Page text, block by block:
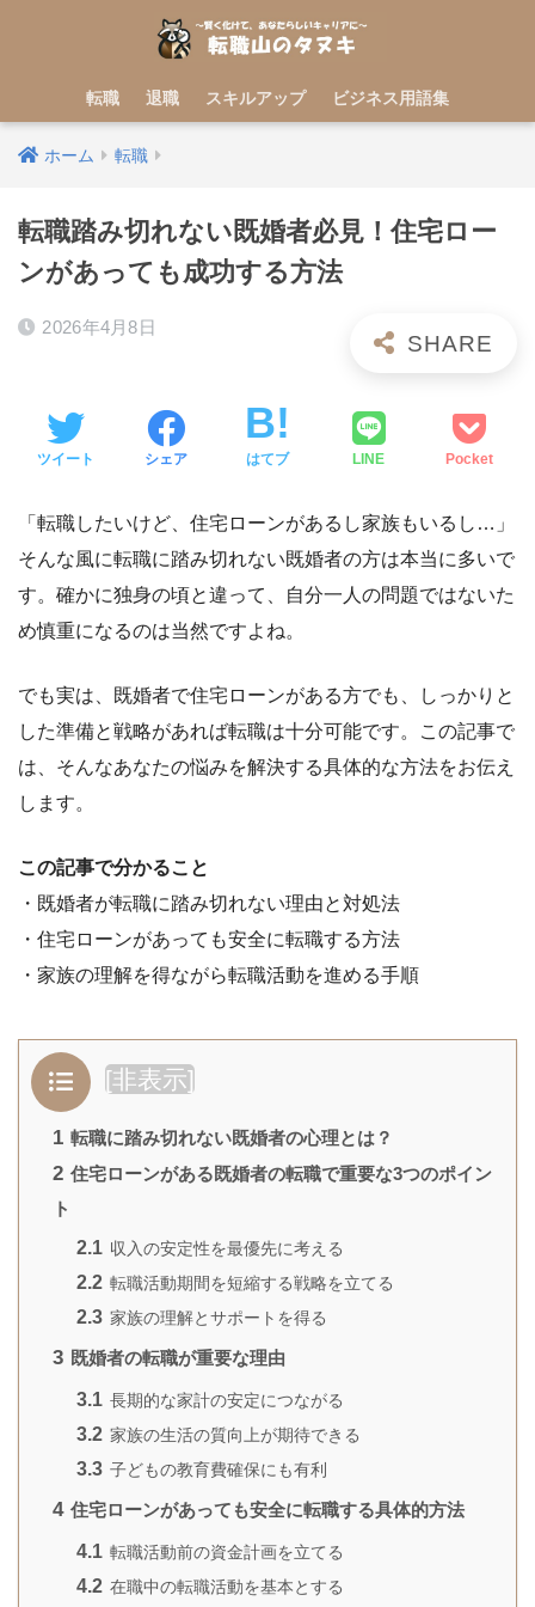
転職 退職 スキルアップ ビジネス用語集
ホーム 転職
転職踏み切れない既婚者必見！住宅ロー
ンがあっても成功する方法
2026年4月8日
ツイート シェア はてブ LINE Pocket
「転職したいけど、住宅ローンがあるし家族もいるし…」
そんな風に転職に踏み切れない既婚者の方は本当に多いで
す。確かに独身の頃と違って、自分一人の問題ではないた
め慎重になるのは当然ですよね。
でも実は、既婚者で住宅ローンがある方でも、しっかりと
した準備と戦略があれば転職は十分可能です。この記事で
は、そんなあなたの悩みを解決する具体的な方法をお伝え
します。
この記事で分かること
・既婚者が転職に踏み切れない理由と対処法
・住宅ローンがあっても安全に転職する方法
・家族の理解を得ながら転職活動を進める手順
[非表示]
1 転職に踏み切れない既婚者の心理とは？
2 住宅ローンがある既婚者の転職で重要な3つのポイン
ト
2.1 収入の安定性を最優先に考える
2.2 転職活動期間を短縮する戦略を立てる
2.3 家族の理解とサポートを得る
3 既婚者の転職が重要な理由
3.1 長期的な家計の安定につながる
3.2 家族の生活の質向上が期待できる
3.3 子どもの教育費確保にも有利
4 住宅ローンがあっても安全に転職する具体的方法
4.1 転職活動前の資金計画を立てる
4.2 在職中の転職活動を基本とする